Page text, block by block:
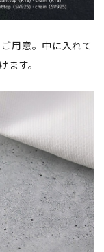
用意。中に入れて
ます。